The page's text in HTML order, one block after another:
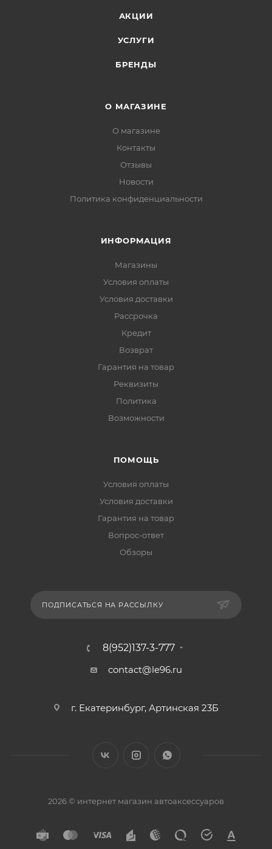
АКЦИИ
УСЛУГИ
БРЕНДЫ
О МАГАЗИНЕ
О магазине
Контакты
Отзывы
Новости
Политика конфиденциальности
ИНФОРМАЦИЯ
Магазины
Условия оплаты
Условия доставки
Рассрочка
Кредит
Возврат
Гарантия на товар
Реквизиты
Политика
Возможности
ПОМОЩЬ
Условия оплаты
Условия доставки
Гарантия на товар
Вопрос-ответ
Обзоры
ПОДПИСАТЬСЯ НА РАССЫЛКУ
8(952)137-3-777
contact@le96.ru
г. Екатеринбург, Артинская 23Б
2026 © интернет магазин автоаксессуаров